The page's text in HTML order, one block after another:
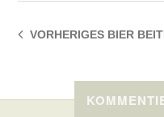
VORHERIGES BIER